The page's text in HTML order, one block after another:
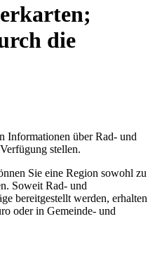
die
Informationen über Rad- und
stellen.
Sie eine Region sowohl zu
Soweit Rad- und
bereitgestellt werden, erhalten
oder in Gemeinde- und